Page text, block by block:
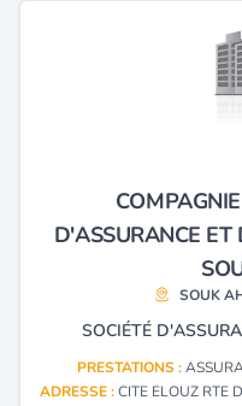
D'ASSURANCE ET
SOUK
SOCIÉTÉ
PRESTATIONS :
ADRESSE :CITE ELOUZ RTE DE